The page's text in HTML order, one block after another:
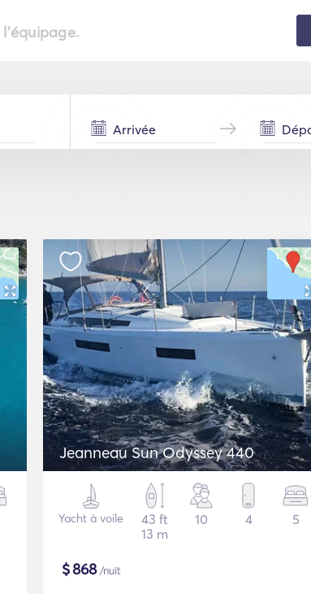
l'équipage.
Jeanneau Sun Odyssey 440
Yacht à voile
43 ft
13 m
10 4 5
$868/nuit